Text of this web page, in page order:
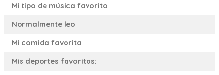
Mi tipo de música favorito
Normalmente leo
Mi comida favorita
Mis deportes favoritos: